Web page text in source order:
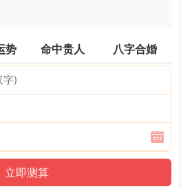
势 命中贵人 八字合婚